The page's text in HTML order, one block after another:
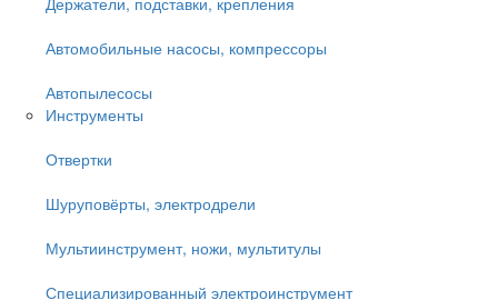
Автомобильные насосы, компрессоры
Автопылесосы
Инструменты
Отвертки
Шуруповёрты, электродрели
Мультиинструмент, ножи, мультитулы
Специализированный электроинструмент